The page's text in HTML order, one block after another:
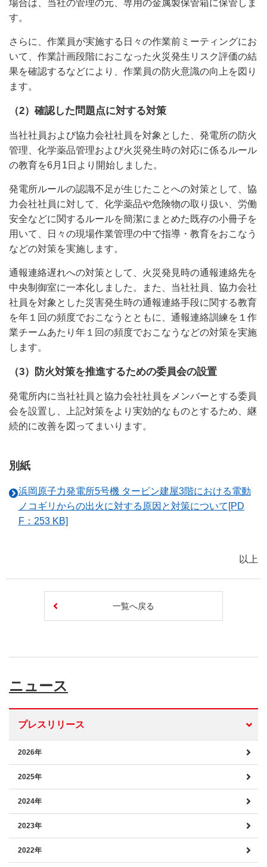
場合は、当社の管理の元、専用の金属製保管箱に保管しま
す。
さらに、作業員が実施する日々の作業前ミーティングにお
いて、作業計画段階におこなった火災発生リスク評価の結
果を確認するなどにより、作業員の防火意識の向上を図り
ます。
（2）確認した問題点に対する対策
当社社員および協力会社社員を対象とした、発電所の防火
管理、化学薬品管理および火災発生時の対応に係るルール
の教育を6月1日より開始しました。
発電所ルールの認識不足が生じたことへの対策として、協
力会社社員に対して、化学薬品や危険物の取り扱い、労働
安全などに関するルールを簡潔にまとめた既存の小冊子を
用いて、日々の現場作業管理の中で指導・教育をおこなう
などの対策を実施します。
通報連絡遅れへの対策として、火災発見時の通報連絡先を
中央制御室に一本化しました。また、当社社員、協力会社
社員を対象とした災害発生時の通報連絡手段に関する教育
を年１回の頻度でおこなうとともに、通報連絡訓練を１作
業チームあたり年１回の頻度でおこなうなどの対策を実施
します。
（3）防火対策を推進するための委員会の設置
発電所内に当社社員と協力会社社員をメンバーとする委員
会を設置し、上記対策をより実効的なものとするため、継
続的に改善を図ってまいります。
別紙
浜岡原子力発電所5号機 タービン建屋3階における電動
ノコギリからの出火に対する原因と対策について[PD
F：253 KB]
以上
一覧へ戻る
ニュース
プレスリリース
2026年
2025年
2024年
2023年
2022年